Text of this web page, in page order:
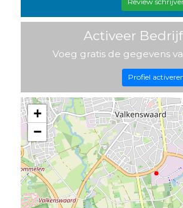
Activeer
Voeg gratis de gegevens
Profiel
+
−